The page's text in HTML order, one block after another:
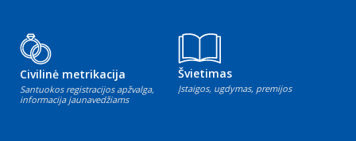
Civilinė metrikacija
Santuokos registracijos apžvalga,
informacija jaunavedžiams
Švietimas
Įstaigos, ugdymas, premijos